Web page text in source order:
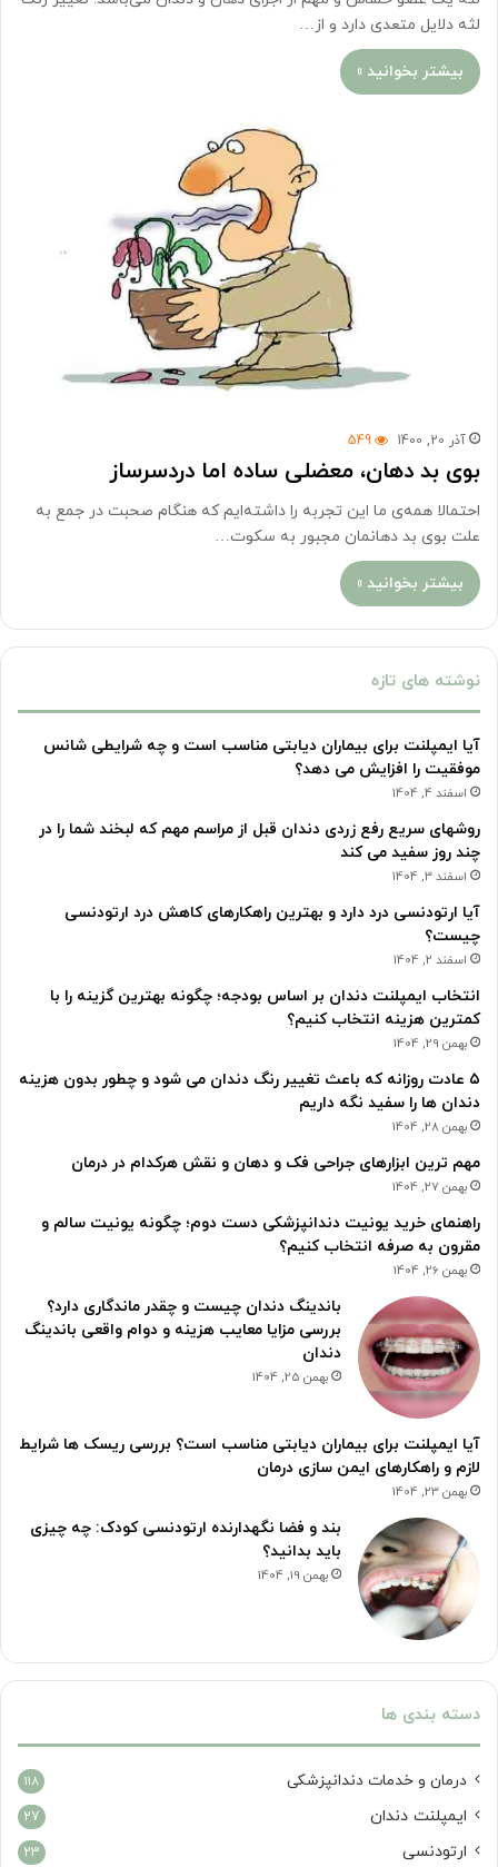
لثه دلایل متعدی دارد و از…
بیشتر بخوانید »
آذر 20, 1400 549
بوی بد دهان، معضلی ساده اما دردسرساز
احتمالا همه‌ی ما این تجربه را داشته‌ایم که هنگام صحبت در جمع به
علت بوی بد دهانمان مجبور به سکوت…
بیشتر بخوانید »
نوشته های تازه
آیا ایمپلنت برای بیماران دیابتی مناسب است و چه شرایطی شانس
موفقیت را افزایش می دهد؟
اسفند 4, 1404
روشهای سریع رفع زردی دندان قبل از مراسم مهم که لبخند شما را در
چند روز سفید می کند
اسفند 3, 1404
آیا ارتودنسی درد دارد و بهترین راهکارهای کاهش درد ارتودنسی
چیست؟
اسفند 2, 1404
انتخاب ایمپلنت دندان بر اساس بودجه؛ چگونه بهترین گزینه را با
کمترین هزینه انتخاب کنیم؟
بهمن 29, 1404
۵ عادت روزانه که باعث تغییر رنگ دندان می شود و چطور بدون هزینه
دندان ها را سفید نگه داریم
بهمن 28, 1404
مهم ترین ابزارهای جراحی فک و دهان و نقش هرکدام در درمان
بهمن 27, 1404
راهنمای خرید یونیت دندانپزشکی دست دوم؛ چگونه یونیت سالم و
مقرون به صرفه انتخاب کنیم؟
بهمن 26, 1404
باندینگ دندان چیست و چقدر ماندگاری دارد؟
بررسی مزایا معایب هزینه و دوام واقعی باندینگ
دندان
بهمن 25, 1404
آیا ایمپلنت برای بیماران دیابتی مناسب است؟ بررسی ریسک ها شرایط
لازم و راهکارهای ایمن سازی درمان
بهمن 23, 1404
بند و فضا نگهدارنده ارتودنسی کودک: چه چیزی
باید بدانید؟
بهمن 19, 1404
دسته بندی ها
درمان‌ و خدمات دندانپزشکی 118
ایمپلنت دندان 27
ارتودنسی 23